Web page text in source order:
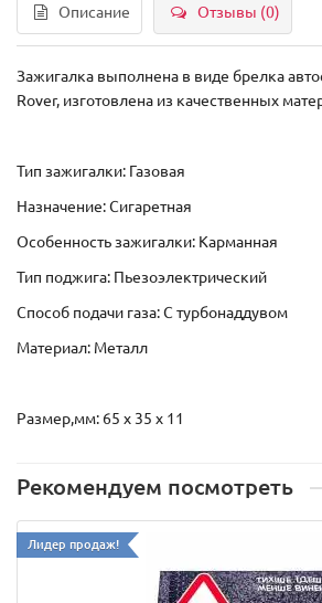
Описание Отзывы (0)
Зажигалка выполнена в виде брелка
Rover, изготовлена из качественных
Тип зажигалки: Газовая
Назначение: Сигаретная
Особенность зажигалки: Карманная
Тип поджига: Пьезоэлектрический
Способ подачи газа: С турбонаддувом
Материал: Металл
Размер,мм: 65 x 35 x 11
Рекомендуем посмотреть
Лидер продаж!